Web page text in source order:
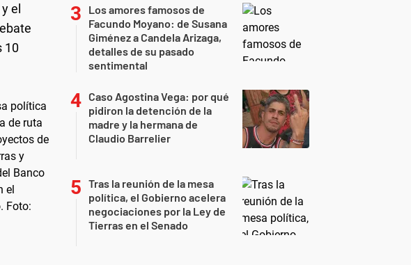
el
10
Los amores famosos de
Facundo Moyano: de Susana
Giménez a Candela Arizaga,
detalles de su pasado
sentimental
Caso Agostina Vega: por qué
pidiron la detención de la
madre y la hermana de
Claudio Barrelier
Tras la reunión de la mesa
política, el Gobierno acelera
negociaciones por la Ley de
Tierras en el Senado